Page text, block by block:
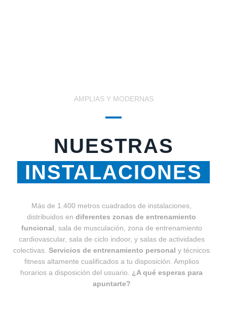
AMPLIAS Y MODERNAS
NUESTRAS
INSTALACIONES
Más de 1.400 metros cuadrados de instalaciones,
distribuidos en diferentes zonas de entrenamiento
funcional , sala de musculación, zona de entrenamiento
cardiovascular, sala de ciclo indoor, y salas de actividades
colectivas. Servicios de entrenamiento personal y técnicos
fitness altamente cualificados a tu disposición. Amplios
horarios a disposición del usuario. ¿A qué esperas para
apuntarte?